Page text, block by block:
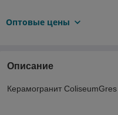
Оптовые цены
Описание
Керамогранит